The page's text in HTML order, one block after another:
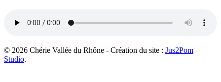
© 2026 Chérie Vallée du Rhône - Création du site : Jus2Pom
Studio.